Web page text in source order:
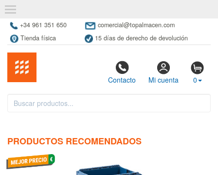
+34 961 351 650
comercial@topalmacen.com
Tienda física
15 días de derecho de devolución
Contacto Mi cuenta 0
PRODUCTOS RECOMENDADOS